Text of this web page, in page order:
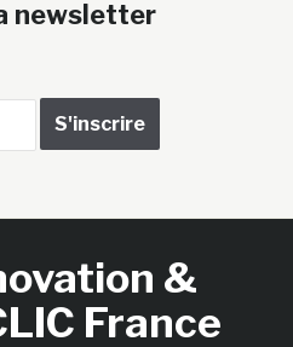
newsletter
&
France